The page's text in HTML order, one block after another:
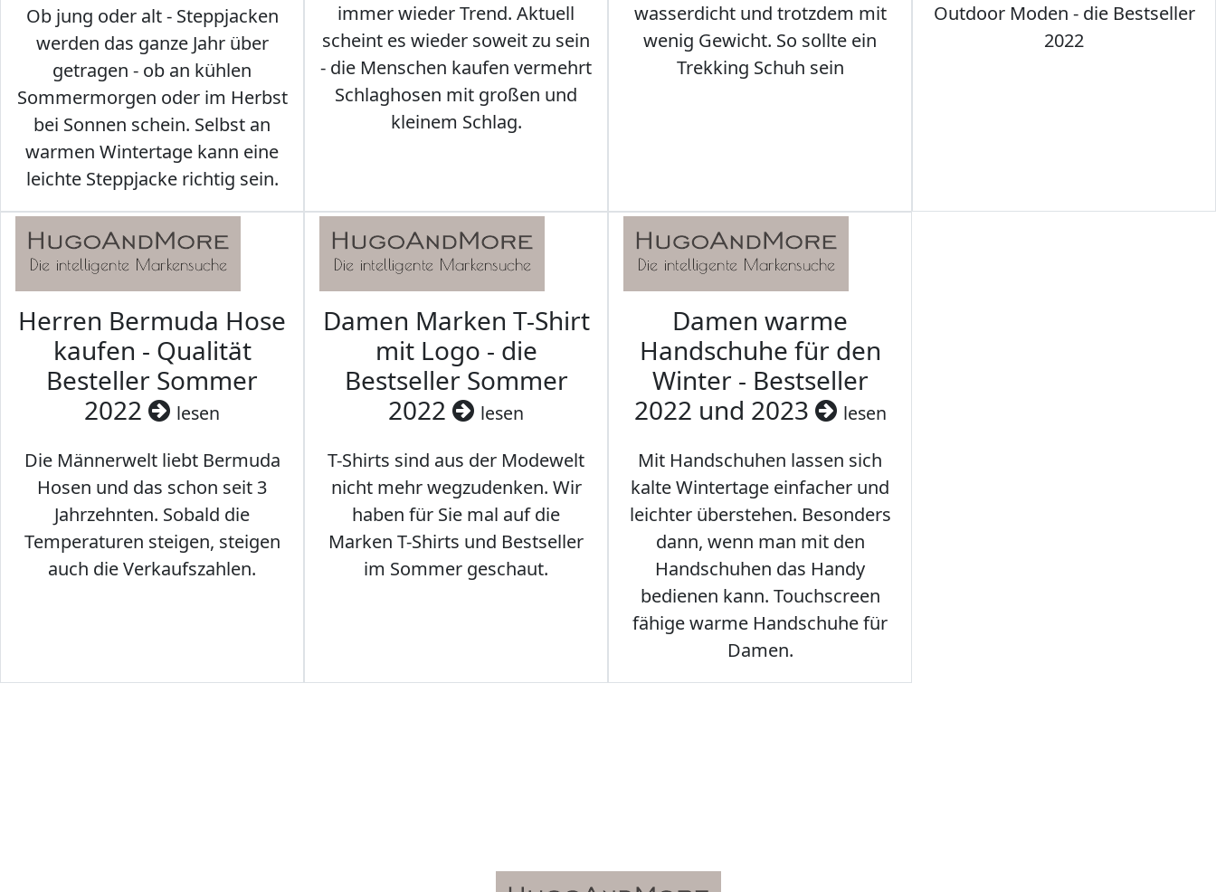
Ob jung oder alt - Steppjacken
werden das ganze Jahr über
getragen - ob an kühlen
Sommermorgen oder im Herbst
bei Sonnen schein. Selbst an
warmen Wintertage kann eine
leichte Steppjacke richtig sein.
immer wieder Trend. Aktuell
scheint es wieder soweit zu sein
- die Menschen kaufen vermehrt
Schlaghosen mit großen und
kleinem Schlag.
wasserdicht und trotzdem mit
wenig Gewicht. So sollte ein
Trekking Schuh sein
Outdoor Moden - die Bestseller
2022
Herren Bermuda Hose
kaufen - Qualität
Besteller Sommer
2022
lesen
Die Männerwelt liebt Bermuda
Hosen und das schon seit 3
Jahrzehnten. Sobald die
Temperaturen steigen, steigen
auch die Verkaufszahlen.
Damen Marken T-Shirt
mit Logo - die
Bestseller Sommer
2022
lesen
T-Shirts sind aus der Modewelt
nicht mehr wegzudenken. Wir
haben für Sie mal auf die
Marken T-Shirts und Bestseller
im Sommer geschaut.
Damen warme
Handschuhe für den
Winter - Bestseller
2022 und 2023
lesen
Mit Handschuhen lassen sich
kalte Wintertage einfacher und
leichter überstehen. Besonders
dann, wenn man mit den
Handschuhen das Handy
bedienen kann. Touchscreen
fähige warme Handschuhe für
Damen.